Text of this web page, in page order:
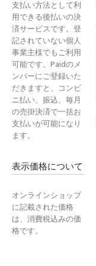
支払い方法として利
用できる後払いの決
済サービスです。登
記されていない個人
事業主様でもご利用
可能です。Paidのメ
ンバーにご登録いた
だきますと、コンビ
ニ払い、振込、毎月
の売掛決済で一括お
支払いが可能になり
ます。
表示価格について
オンラインショップ
に記載された価格
は、消費税込みの価
格です。